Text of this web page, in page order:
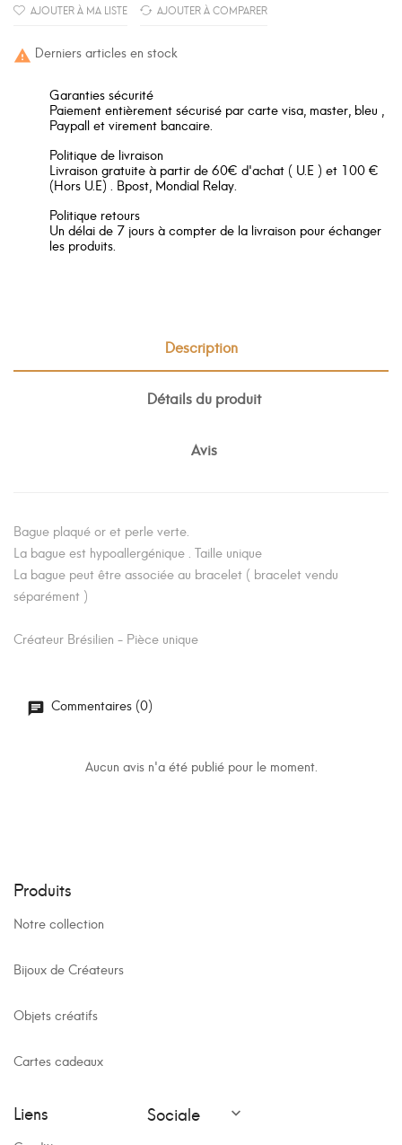
AJOUTER À MA LISTE AJOUTER À COMPARER
 Derniers articles en stock
Garanties sécurité
Paiement entièrement sécurisé par carte visa, master, bleu ,
Paypall et virement bancaire.
Politique de livraison
Livraison gratuite à partir de 60€ d'achat ( U.E ) et 100 €
(Hors U.E) . Bpost, Mondial Relay.
Politique retours
Un délai de 7 jours à compter de la livraison pour échanger
les produits.
Description
Détails du produit
Avis
Bague plaqué or et perle verte.
La bague est hypoallergénique . Taille unique
La bague peut être associée au bracelet ( bracelet vendu
séparément )
Créateur Brésilien - Pièce unique
Commentaires (0)
Aucun avis n'a été publié pour le moment.
Produits
Notre collection
Bijoux de Créateurs
Objets créatifs
Cartes cadeaux
Liens Sociale 